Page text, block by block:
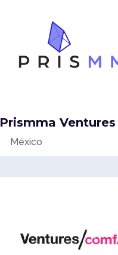
Prismma Ventures
México